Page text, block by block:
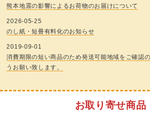
熊本地震の影響によるお荷物のお届けについて
2026-05-25
のし紙・短冊有料化のお知らせ
2019-09-01
消費期限の短い商品のため発送可能地域をご確認
うお願い致します。
お取り寄せ商品